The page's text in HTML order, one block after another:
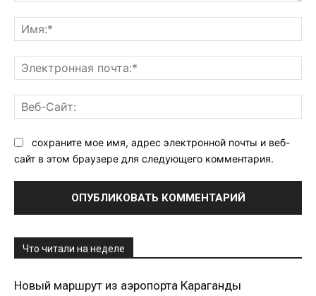
сохраните мое имя, адрес электронной почты и веб-
сайт в этом браузере для следующего комментария.
Что читали на неделе
Новый маршрут из аэропорта Караганды